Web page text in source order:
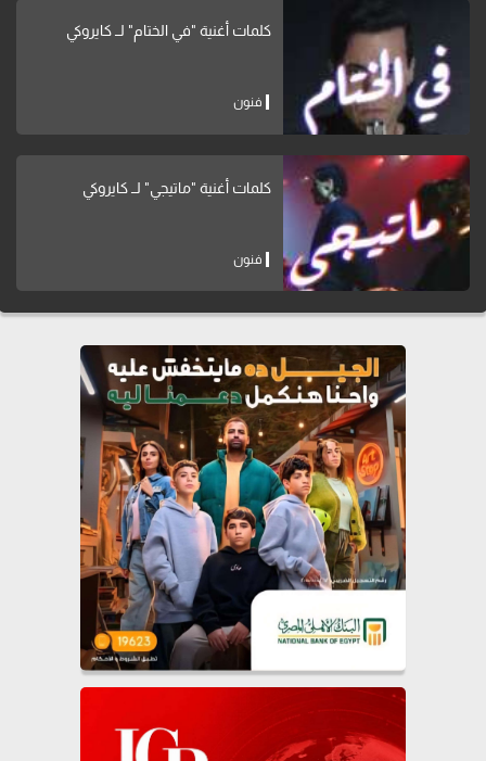
كلمات أغنية "في الختام" لــ كايروكي
فنون
كلمات أغنية "ماتيجي" لــ كايروكي
فنون